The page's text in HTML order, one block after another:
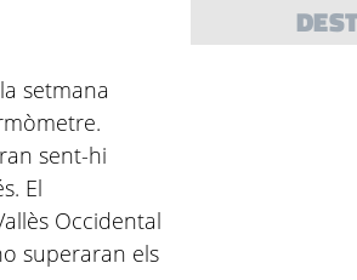
setmana
sent-hi
El
Occidental
superaran els